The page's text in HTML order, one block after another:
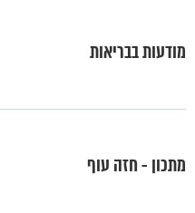
מודעות בבריאות
מתכון - חזה עוף